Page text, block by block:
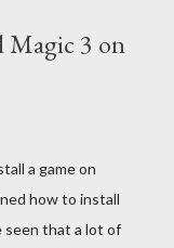
ce motor de
Magic 3 on
a game on
how to install
seen that a lot of